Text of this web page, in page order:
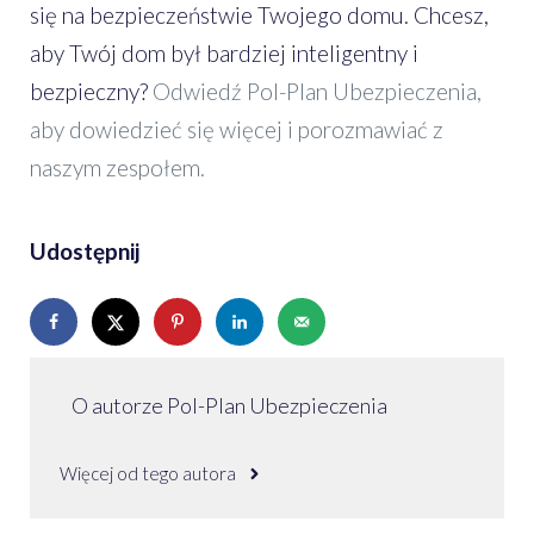
się na bezpieczeństwie Twojego domu. Chcesz,
aby Twój dom był bardziej inteligentny i
bezpieczny? Odwiedź Pol-Plan Ubezpieczenia,
aby dowiedzieć się więcej i porozmawiać z
naszym zespołem.
Udostępnij
O autorze Pol-Plan Ubezpieczenia
Więcej od tego autora